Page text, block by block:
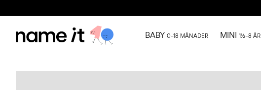
BABY 0–18 MÅNADER MINI 1½–8 ÅR